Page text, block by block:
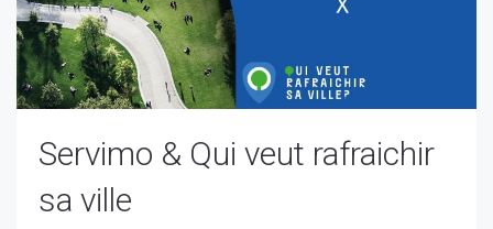
Servimo & Qui veut rafraichir
sa ville